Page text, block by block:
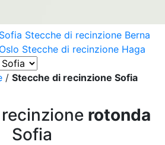
Stecche di recinzione Berna
Stecche di recinzione Haga
/ Stecche di recinzione Sofia
rotonda
Sofia